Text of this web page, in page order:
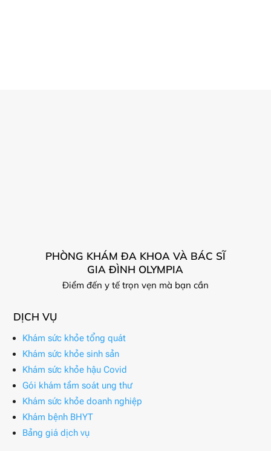
PHÒNG KHÁM ĐA KHOA VÀ BÁC SĨ
GIA ĐÌNH OLYMPIA
Điểm đến y tế trọn vẹn mà bạn cần
DỊCH VỤ
Khám sức khỏe tổng quát
Khám sức khỏe sinh sản
Khám sức khỏe hậu Covid
Gói khám tầm soát ung thư
Khám sức khỏe doanh nghiệp
Khám bệnh BHYT
Bảng giá dịch vụ